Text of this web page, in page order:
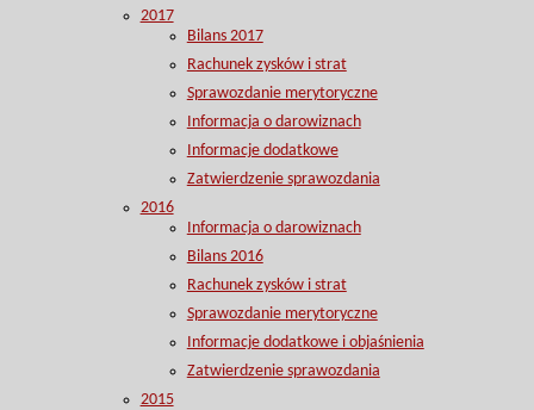
2017
Bilans 2017
Rachunek zysków i strat
Sprawozdanie merytoryczne
Informacja o darowiznach
Informacje dodatkowe
Zatwierdzenie sprawozdania
2016
Informacja o darowiznach
Bilans 2016
Rachunek zysków i strat
Sprawozdanie merytoryczne
Informacje dodatkowe i objaśnienia
Zatwierdzenie sprawozdania
2015